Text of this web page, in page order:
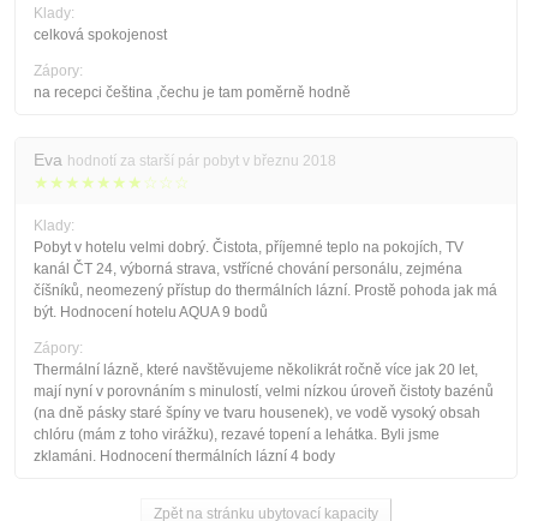
Klady:
celková spokojenost
Zápory:
na recepci čeština ,čechu je tam poměrně hodně
Eva hodnotí za starší pár pobyt v březnu 2018
★★★★★★★☆☆☆
Klady:
Pobyt v hotelu velmi dobrý. Čistota, příjemné teplo na pokojích, TV
kanál ČT 24, výborná strava, vstřícné chování personálu, zejména
číšníků, neomezený přístup do thermálních lázní. Prostě pohoda jak má
být. Hodnocení hotelu AQUA 9 bodů
Zápory:
Thermální lázně, které navštěvujeme několikrát ročně více jak 20 let,
mají nyní v porovnáním s minulostí, velmi nízkou úroveň čistoty bazénů
(na dně pásky staré špíny ve tvaru housenek), ve vodě vysoký obsah
chlóru (mám z toho virážku), rezavé topení a lehátka. Byli jsme
zklamáni. Hodnocení thermálních lázní 4 body
Zpět na stránku ubytovací kapacity